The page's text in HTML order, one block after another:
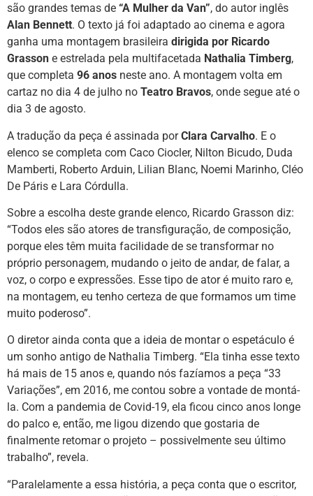
são grandes temas de “A Mulher da Van”, do autor inglês
Alan Bennett. O texto já foi adaptado ao cinema e agora
ganha uma montagem brasileira dirigida por Ricardo
Grasson e estrelada pela multifacetada Nathalia Timberg,
que completa 96 anos neste ano. A montagem volta em
cartaz no dia 4 de julho no Teatro Bravos, onde segue até o
dia 3 de agosto.
A tradução da peça é assinada porClara Carvalho. E o
elenco se completa com Caco Ciocler, Nilton Bicudo, Duda
Mamberti, Roberto Arduin, Lilian Blanc, Noemi Marinho, Cléo
De Páris e Lara Córdulla.
Sobre a escolha deste grande elenco, Ricardo Grasson diz:
“Todos eles são atores de transfiguração, de composição,
porque eles têm muita facilidade de se transformar no
próprio personagem, mudando o jeito de andar, de falar, a
voz, o corpo e expressões. Esse tipo de ator é muito raro e,
na montagem, eu tenho certeza de que formamos um time
muito poderoso”.
O diretor ainda conta que a ideia de montar o espetáculo é
um sonho antigo de Nathalia Timberg. “Ela tinha esse texto
há mais de 15 anos e, quando nós fazíamos a peça “33
Variações”, em 2016, me contou sobre a vontade de montá-
la. Com a pandemia de Covid-19, ela ficou cinco anos longe
do palco e, então, me ligou dizendo que gostaria de
finalmente retomar o projeto – possivelmente seu último
trabalho”, revela.
“Paralelamente a essa história, a peça conta que o escritor,